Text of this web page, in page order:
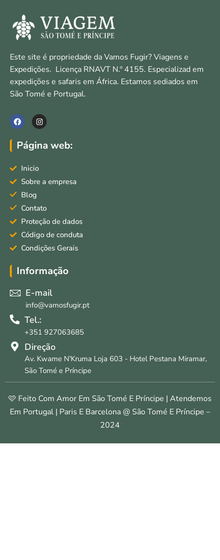
Este site é propriedade da Vamos Fugir? Viagens e
Expedições. Licença RNAVT N.º 4155. Especializad em
expedições e safaris em África. Estamos sediados em
São Tomé e Portugal.
F
a
c
e
b
k
I
n
s
a
a
Página web:
Inicio
Sobre a empresa
Blog
Contato
Proteção de dados
Código de conduta
Condições Gerais
Informação
E-mail
info@vamosfugir.pt
Tel.:
+351 927063685
Direção
Av. Kwame N'Kruma Loja 603 - Hotel Pestana Miramar,
São Tomé e Príncipe
🩷 Feito Com Amor Em São Tomé E Príncipe | Atendemos
Em Portugal | Paris E Barcelona @ São Tomé E Príncipe –
2024